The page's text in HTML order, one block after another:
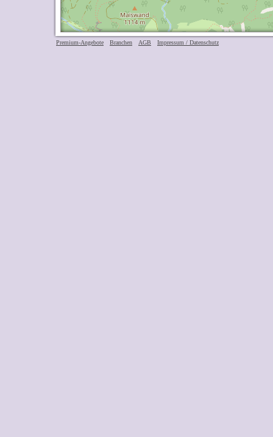
Premium-Angebote Branchen AGB Impressum / Datenschutz